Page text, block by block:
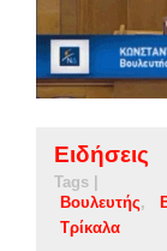
Ειδήσεις
Tags |
Βουλευτής
Τρίκαλα